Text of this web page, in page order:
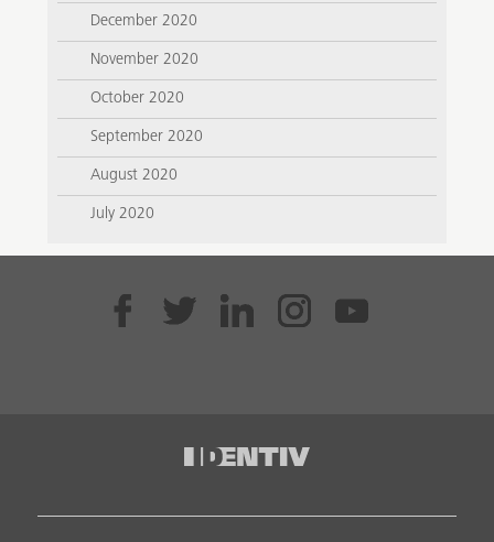
December 2020
November 2020
October 2020
September 2020
August 2020
July 2020